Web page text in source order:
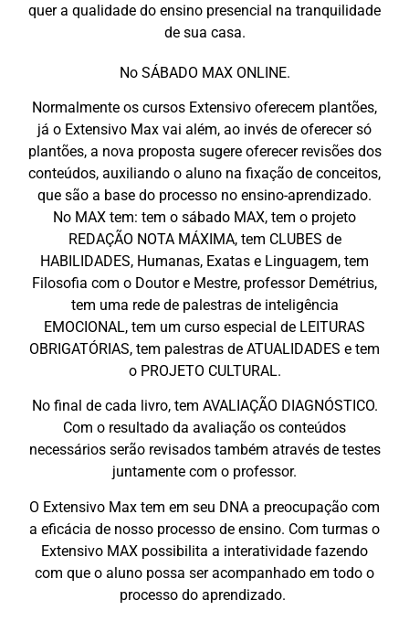
quer a qualidade do ensino presencial na tranquilidade
de sua casa.
No SÁBADO MAX ONLINE.
Normalmente os cursos Extensivo oferecem plantões,
já o Extensivo Max vai além, ao invés de oferecer só
plantões, a nova proposta sugere oferecer revisões dos
conteúdos, auxiliando o aluno na fixação de conceitos,
que são a base do processo no ensino-aprendizado.
No MAX tem: tem o sábado MAX, tem o projeto
REDAÇÃO NOTA MÁXIMA, tem CLUBES de
HABILIDADES, Humanas, Exatas e Linguagem, tem
Filosofia com o Doutor e Mestre, professor Demétrius,
tem uma rede de palestras de inteligência
EMOCIONAL, tem um curso especial de LEITURAS
OBRIGATÓRIAS, tem palestras de ATUALIDADES e tem
o PROJETO CULTURAL.
No final de cada livro, tem AVALIAÇÃO DIAGNÓSTICO.
Com o resultado da avaliação os conteúdos
necessários serão revisados também através de testes
juntamente com o professor.
O Extensivo Max tem em seu DNA a preocupação com
a eficácia de nosso processo de ensino. Com turmas o
Extensivo MAX possibilita a interatividade fazendo
com que o aluno possa ser acompanhado em todo o
processo do aprendizado.